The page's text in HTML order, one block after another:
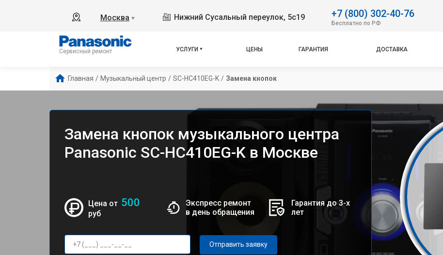
Москва ▼ Нижний Сусальный переулок, 5с19 +7 (800) 302-40-76
Бесплатно по РФ
Сервисный ремонт УСЛУГИ ЦЕНЫ ГАРАНТИЯ ДОСТАВКА
Главная / Музыкальный центр / SC-HC410EG-K / Замена кнопок
Замена кнопок музыкального центра
Panasonic SC-HC410EG-K в Москве
Цена от 500
руб
Экспресс ремонт
в день обращения
Гарантия до 3-х
лет
Отправить заявку